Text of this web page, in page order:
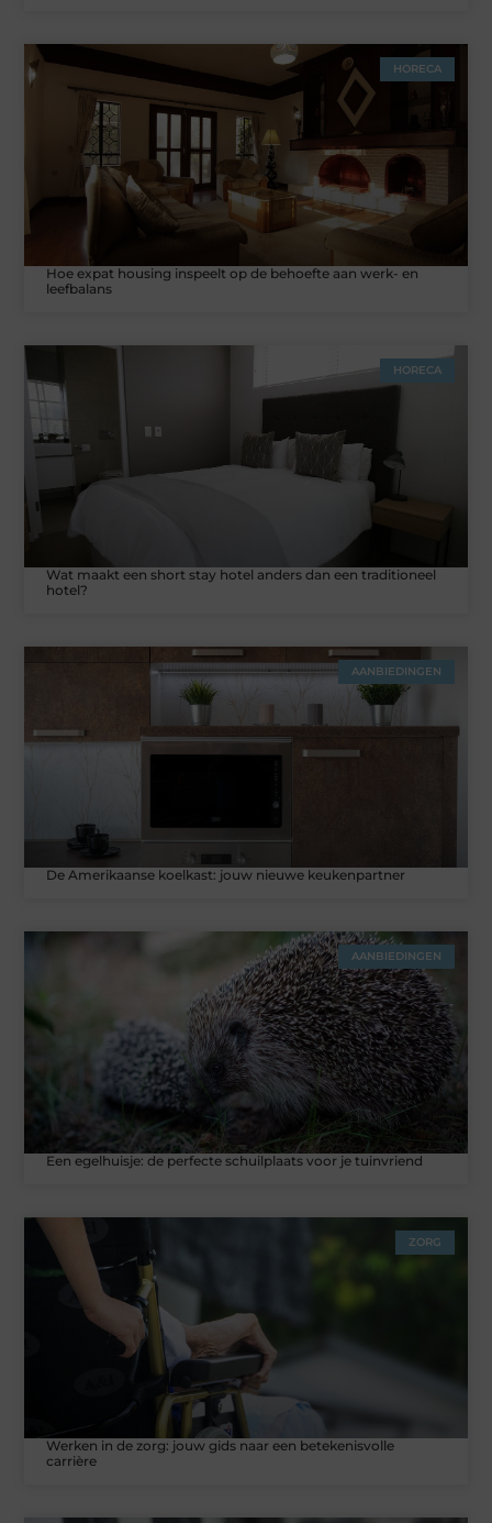
HORECA
Hoe expat housing inspeelt op de behoefte aan werk- en
leefbalans
HORECA
Wat maakt een short stay hotel anders dan een traditioneel
hotel?
AANBIEDINGEN
De Amerikaanse koelkast: jouw nieuwe keukenpartner
AANBIEDINGEN
Een egelhuisje: de perfecte schuilplaats voor je tuinvriend
ZORG
Werken in de zorg: jouw gids naar een betekenisvolle
carrière